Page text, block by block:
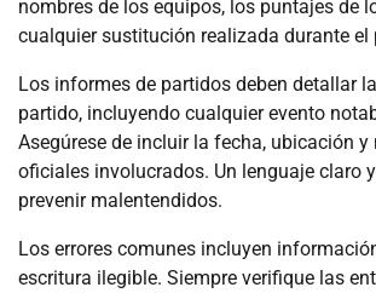
nombres de los equipos, los puntajes de
cualquier sustitución realizada durante el
Los informes de partidos deben detallar
partido, incluyendo cualquier evento
Asegúrese de incluir la fecha, ubicación y
oficiales involucrados. Un lenguaje claro
prevenir malentendidos.
Los errores comunes incluyen
escritura ilegible. Siempre verifique las